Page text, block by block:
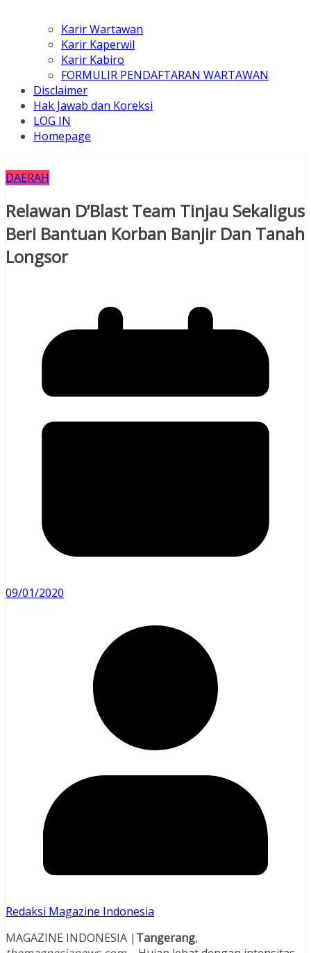
Karir Wartawan
Karir Kaperwil
Karir Kabiro
FORMULIR PENDAFTARAN WARTAWAN
Disclaimer
Hak Jawab dan Koreksi
LOG IN
Homepage
DAERAH
Relawan D’Blast Team Tinjau Sekaligus
Beri Bantuan Korban Banjir Dan Tanah
Longsor
09/01/2020
Redaksi Magazine Indonesia
MAGAZINE INDONESIA | Tangerang,